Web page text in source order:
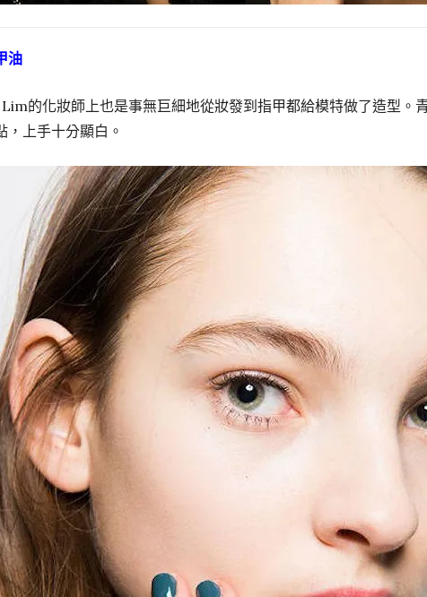
油
的化妝師上也是事無巨細地從妝發到指甲都給模特做了造型。
，上手十分顯白。